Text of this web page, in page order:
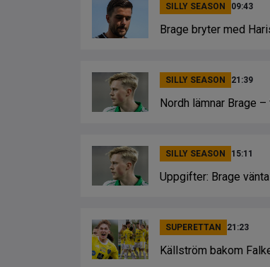
SILLY SEASON 09:43
Brage bryter med
SILLY SEASON 21:39
Nordh lämnar Brage
SILLY SEASON 15:11
Uppgifter: Brage
SUPERETTAN 21:23
Källström bakom